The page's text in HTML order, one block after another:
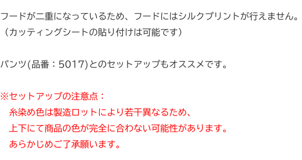
フードが二重になっているため、フードにはシルクプリントが行えません。
（カッティングシートの貼り付けは可能です）
パンツ(品番：5017)とのセットアップもオススメです。
※セットアップの注意点：
糸染め色は製造ロットにより若干異なるため、
上下にて商品の色が完全に合わない可能性があります。
あらかじめご了承願います。